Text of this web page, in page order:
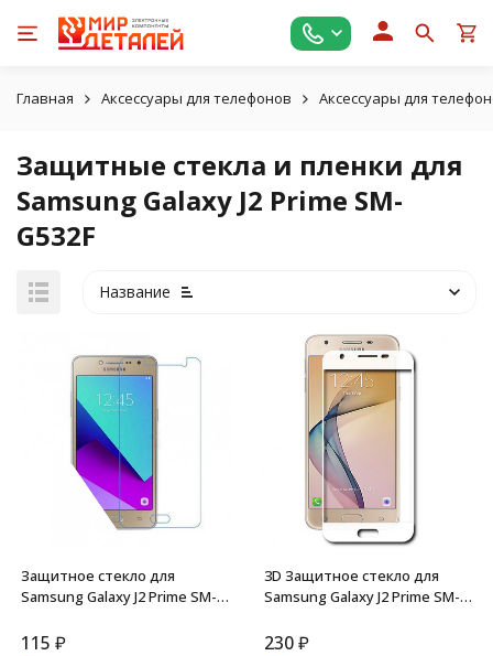
Главная Аксессуары для телефонов Аксессуары для
Защитные стекла и пленки для
Samsung Galaxy J2 Prime SM-
G532F
Название
Защитное стекло для
Samsung Galaxy J2 Prime SM-
115 ₽
3D Защитное стекло для
Samsung Galaxy J2 Prime SM-
230₽